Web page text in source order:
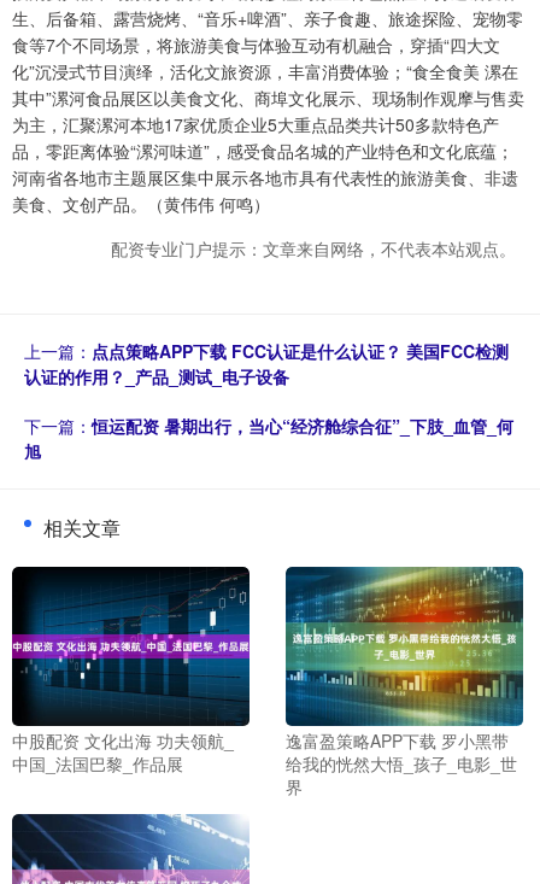
生、后备箱、露营烧烤、“音乐+啤酒”、亲子食趣、旅途探险、宠物零
食等7个不同场景，将旅游美食与体验互动有机融合，穿插“四大文
化”沉浸式节目演绎，活化文旅资源，丰富消费体验；“食全食美 漯在
其中”漯河食品展区以美食文化、商埠文化展示、现场制作观摩与售卖
为主，汇聚漯河本地17家优质企业5大重点品类共计50多款特色产
品，零距离体验“漯河味道”，感受食品名城的产业特色和文化底蕴；
河南省各地市主题展区集中展示各地市具有代表性的旅游美食、非遗
美食、文创产品。（黄伟伟 何鸣）
配资专业门户提示：文章来自网络，不代表本站观点。
上一篇： 点点策略APP下载 FCC认证是什么认证？ 美国FCC检测
认证的作用？_产品_测试_电子设备
下一篇：恒运配资 暑期出行，当心“经济舱综合征”_下肢_血管_何
旭
相关文章
中股配资 文化出海 功夫领航_
中国_法国巴黎_作品展
逸富盈策略APP下载 罗小黑带
给我的恍然大悟_孩子_电影_世
界